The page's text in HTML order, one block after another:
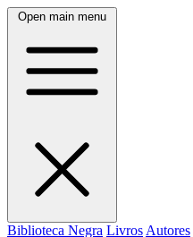
Open main menu
Biblioteca Negra Livros Autores